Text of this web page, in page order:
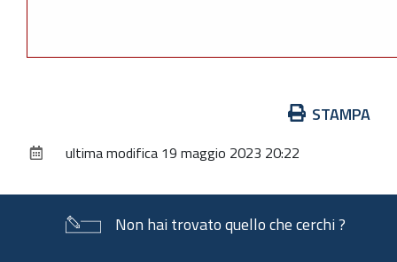
documento
STAMPA
ultima modifica 19 maggio 2023 20:22
Non hai trovato quello che cerchi ?